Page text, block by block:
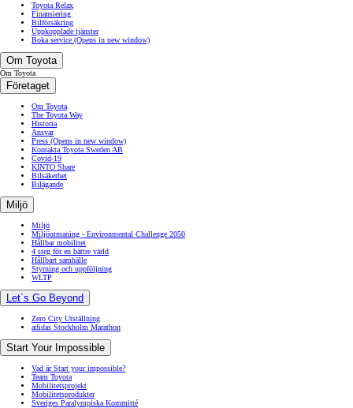
Toyota Relax
Finansiering
Bilförsäkring
Uppkopplade tjänster
Boka service (Opens in new window)
Om Toyota
Om Toyota
Företaget
Om Toyota
The Toyota Way
Historia
Ansvar
Press (Opens in new window)
Kontakta Toyota Sweden AB
Covid-19
KINTO Share
Bilsäkerhet
Bilägande
Miljö
Miljö
Miljöutmaning - Environmental Challenge 2050
Hållbar mobilitet
4 steg för en bättre värld
Hållbart samhälle
Styrning och uppföljning
WLTP
Let´s Go Beyond
Zero City Utställning
adidas Stockholm Marathon
Start Your Impossible
Vad är Start your impossible?
Team Toyota
Mobilitetsprojekt
Mobilitetsprodukter
Sveriges Paralympiska Kommitté